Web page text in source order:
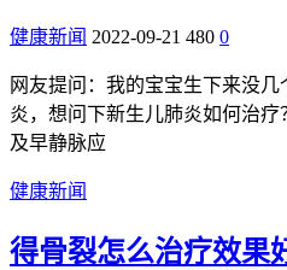
健康新闻 2022-09-21 480 0
网友提问：我的宝宝生下来没
炎，想问下新生儿肺炎如何治
及早静脉应
健康新闻
得骨裂怎么治疗效果